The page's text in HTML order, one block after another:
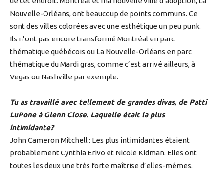
Nouvelle-Orléans, ont beaucoup de points communs. Ce
sont des villes colorées avec une esthétique un peu punk.
Ils n’ont pas encore transformé Montréal en parc
thématique québécois ou La Nouvelle-Orléans en parc
thématique du Mardi gras, comme c’est arrivé ailleurs, à
Vegas ou Nashville par exemple.
Tu as travaillé avec tellement de grandes divas, de Patti
LuPone à Glenn Close. Laquelle était la plus
intimidante?
John Cameron Mitchell : Les plus intimidantes étaient
probablement Cynthia Erivo et Nicole Kidman. Elles ont
toutes les deux une très forte maîtrise d’elles-mêmes.